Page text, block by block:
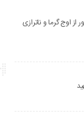
از اوج گرما و ناترازی